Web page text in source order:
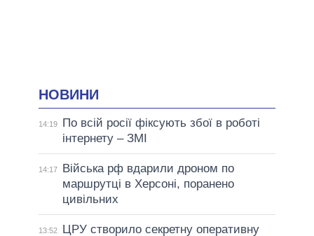
НОВИНИ
14:19
По всій росії фіксують збої в роботі
інтернету – ЗМІ
14:17
Війська рф вдарили дроном по
маршрутці в Херсоні, поранено
цивільних
13:52
ЦРУ створило секретну оперативну